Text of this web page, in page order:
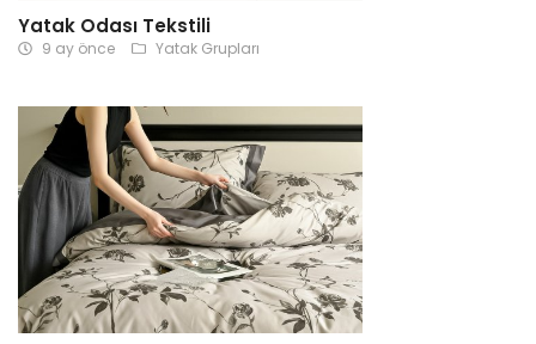
Yatak Odası Tekstili
9 ay önce Yatak Grupları